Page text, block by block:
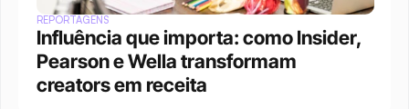
REPORTAGENS
Influência que importa: como Insider,
Pearson e Wella transformam
creators em receita